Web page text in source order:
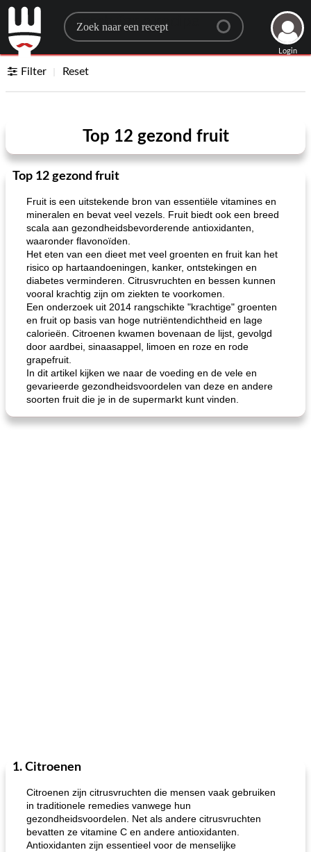
Search for a recipe
Login
Filter Reset
Top 12 gezond fruit
Top 12 gezond fruit
Fruit is een uitstekende bron van essentiële vitamines en
mineralen en bevat veel vezels. Fruit biedt ook een breed
scala aan gezondheidsbevorderende antioxidanten,
waaronder flavonoïden.
Het eten van een dieet met veel groenten en fruit kan het
risico op hartaandoeningen, kanker, ontstekingen en
diabetes verminderen. Citrusvruchten en bessen kunnen
vooral krachtig zijn om ziekten te voorkomen.
Een onderzoek uit 2014 rangschikte "krachtige" groenten
en fruit op basis van hoge nutriëntendichtheid en lage
calorieën. Citroenen kwamen bovenaan de lijst, gevolgd
door aardbei, sinaasappel, limoen en roze en rode
grapefruit.
In dit artikel kijken we naar de voeding en de vele en
gevarieerde gezondheidsvoordelen van deze en andere
soorten fruit die je in de supermarkt kunt vinden.
1. Citroenen
Citroenen zijn citrusvruchten die mensen vaak gebruiken
in traditionele remedies vanwege hun
gezondheidsvoordelen. Net als andere citrusvruchten
bevatten ze vitamine C en andere antioxidanten.
Antioxidanten zijn essentieel voor de menselijke